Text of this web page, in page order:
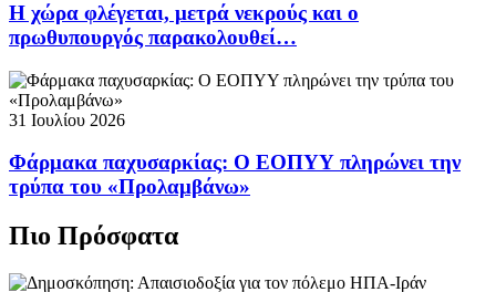
Η χώρα φλέγεται, μετρά νεκρούς και ο
πρωθυπουργός παρακολουθεί…
31 Ιουλίου 2026
Φάρμακα παχυσαρκίας: Ο ΕΟΠΥΥ πληρώνει την
τρύπα του «Προλαμβάνω»
Πιο Πρόσφατα